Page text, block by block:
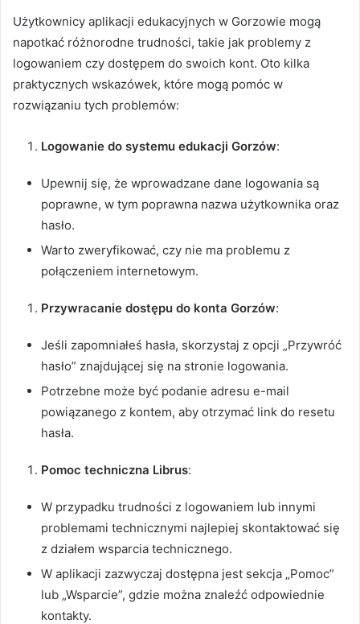
Użytkownicy aplikacji edukacyjnych w Gorzowie mogą
napotkać różnorodne trudności, takie jak problemy z
logowaniem czy dostępem do swoich kont. Oto kilka
praktycznych wskazówek, które mogą pomóc w
rozwiązaniu tych problemów:
Logowanie do systemu edukacji Gorzów:
Upewnij się, że wprowadzane dane logowania są
poprawne, w tym poprawna nazwa użytkownika oraz
hasło.
Warto zweryfikować, czy nie ma problemu z
połączeniem internetowym.
Przywracanie dostępu do konta Gorzów:
Jeśli zapomniałeś hasła, skorzystaj z opcji „Przywróć
hasło” znajdującej się na stronie logowania.
Potrzebne może być podanie adresu e-mail
powiązanego z kontem, aby otrzymać link do resetu
hasła.
Pomoc techniczna Librus:
W przypadku trudności z logowaniem lub innymi
problemami technicznymi najlepiej skontaktować się
z działem wsparcia technicznego.
W aplikacji zazwyczaj dostępna jest sekcja „Pomoc”
lub „Wsparcie”, gdzie można znaleźć odpowiednie
kontakty.